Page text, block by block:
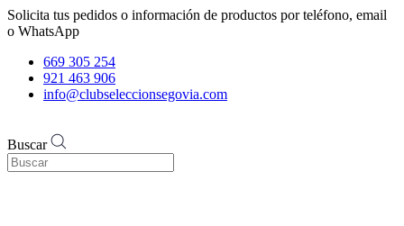
Solicita tus pedidos o información de productos por teléfono, email
o WhatsApp
669 305 254
921 463 906
info@clubseleccionsegovia.com
Buscar